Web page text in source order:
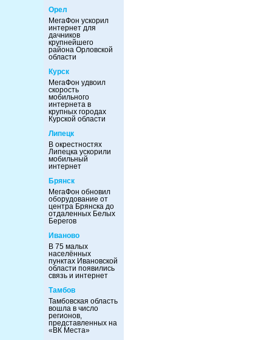
Орел
МегаФон ускорил
интернет для
дачников
крупнейшего
района Орловской
области
Курск
МегаФон удвоил
скорость
мобильного
интернета в
крупных городах
Курской области
Липецк
В окрестностях
Липецка ускорили
мобильный
интернет
Брянск
МегаФон обновил
оборудование от
центра Брянска до
отдаленных Белых
Берегов
Иваново
В 75 малых
населённых
пунктах Ивановской
области появились
связь и интернет
Тамбов
Тамбовская область
вошла в число
регионов,
представленных на
«ВК Места»